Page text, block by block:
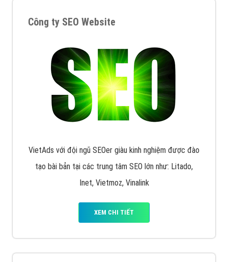
Công ty SEO Website
VietAds với đội ngũ SEOer giàu kinh nghiệm được đào
tạo bài bản tại các trung tâm SEO lớn như: Litado,
Inet, Vietmoz, Vinalink
XEM CHI TIẾT